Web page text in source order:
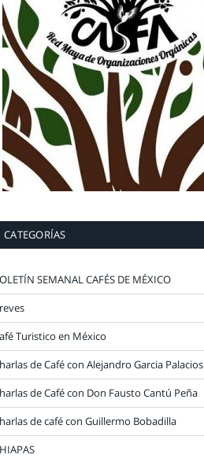
CATEGORÍAS
SEMANAL CAFÉS DE MÉXICO
Turistico en México
de Café con Alejandro Garcia Palacios
de Café con Don Fausto Cantú Peña
de café con Guillermo Bobadilla